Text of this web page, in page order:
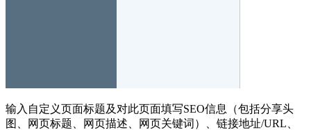
输入自定义页面标题及对此页面填写SEO信息（包括分享头
图、网页标题、网页描述、网页关键词）、链接地址/URL、